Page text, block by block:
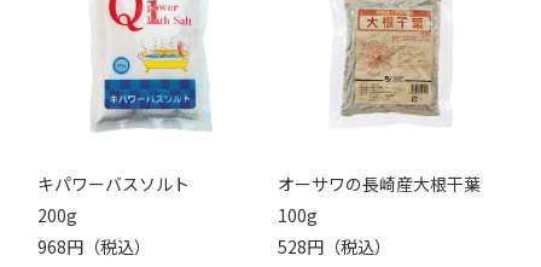
キパワーバスソルト
200g
968円（税込）
オーサワの長崎産大根干葉
100g
528円（税込）